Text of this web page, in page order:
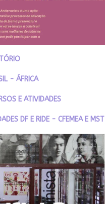
- ÁFRICA
E ATIVIDADES
DF E RIDE - CFEMEA E MST